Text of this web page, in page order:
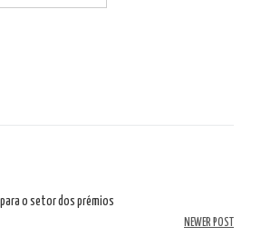
o setor dos prémios
NEWER POST